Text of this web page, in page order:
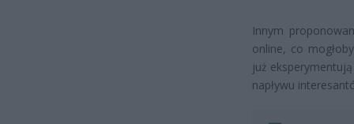
Innym
online, co
już
napływu